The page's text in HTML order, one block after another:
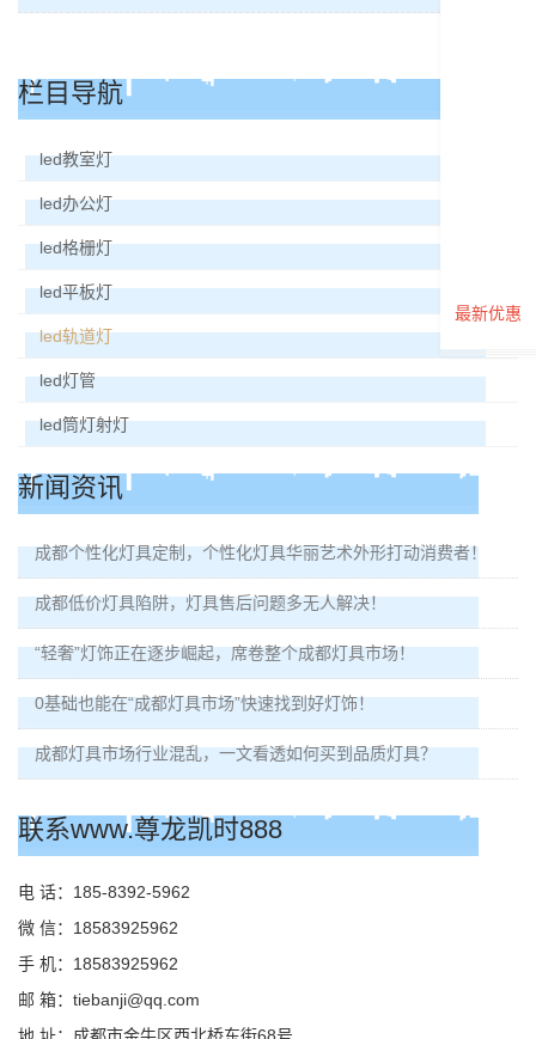
栏目导航
led教室灯
led办公灯
led格栅灯
led平板灯
led轨道灯
led灯管
led筒灯射灯
新闻资讯
成都个性化灯具定制，个性化灯具华丽艺术外形打动消费者！
成都低价灯具陷阱，灯具售后问题多无人解决！
“轻奢”灯饰正在逐步崛起，席卷整个成都灯具市场！
0基础也能在“成都灯具市场”快速找到好灯饰！
成都灯具市场行业混乱，一文看透如何买到品质灯具？
联系www.尊龙凯时888
电 话：185-8392-5962
微 信：18583925962
手 机：18583925962
邮 箱： tiebanji@qq.com
最新优惠